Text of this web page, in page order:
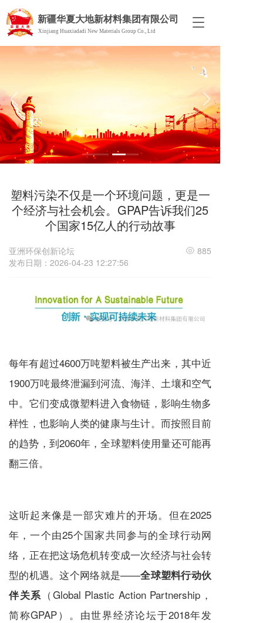
T
g
v
i
g
a
t
n
新疆华夏大地新材料集团有限公司
Xinjiang Huaxiadadi New Materials Group Co., Ltd
塑料污染不仅是一个环境问题，更是一
个经济与社会机会。GPAP告诉我们25
个国家15亿人的行动故事
亚洲环保创新论坛
发布日期：2026-04-23 12:27:56
885
每年有超过4600万吨塑料被生产出来，其中近
1900万吨最终泄漏到河流、海洋、土壤和空气
中。它们变成微塑料进入食物链，影响生物多
样性，也影响人类的健康与生计。而按照目前
的趋势，到2060年，全球塑料使用量还可能再
翻三倍。
这听起来像是一部灾难片的开场。但在2025
年，一个由25个国家共同参与的全球行动网
络，正在把这场危机转变成一次经济与社会转
型的机遇。这个网络就是——全球塑料行动伙
伴关系 （Global Plastic Action Partnership，
简称GPAP）。由世界经济论坛于2018年发